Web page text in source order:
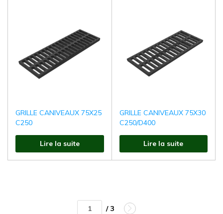
GRILLE CANIVEAUX 75X25
C250
Lire la suite
GRILLE CANIVEAUX 75X30
C250/D400
Lire la suite
/ 3